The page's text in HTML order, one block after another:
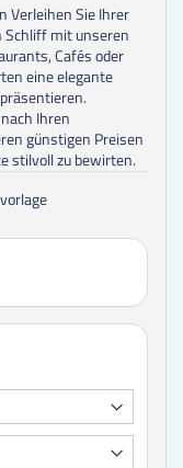
Verleihen Sie Ihrer
Schliff mit unseren
Cafés oder
eine elegante
Ihren
günstigen Preisen
stilvoll zu bewirten.